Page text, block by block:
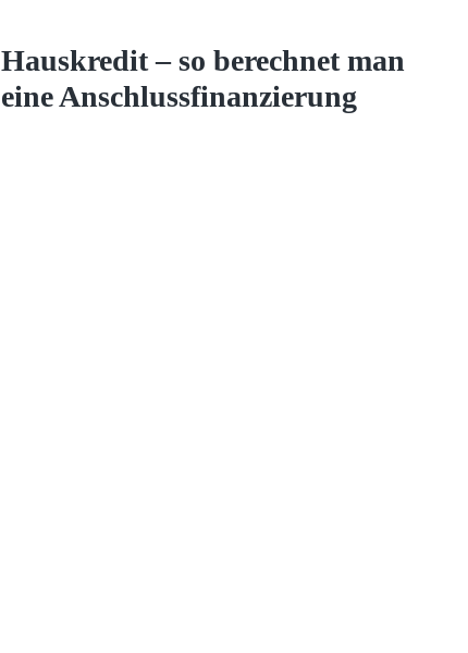
Hauskredit – so berechnet man
eine Anschlussfinanzierung